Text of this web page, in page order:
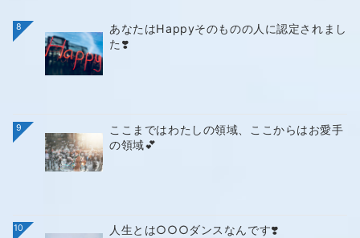
8
あなたはHappyそのものの人に認定されまし
た❣️
9
ここまではわたしの領域、ここからはお愛手
の領域💕
10 人生とは○○○ダンスなんです❣️